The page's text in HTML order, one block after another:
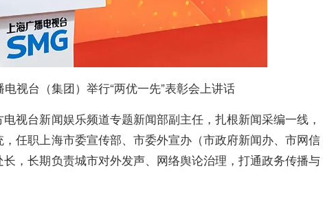
视台（集团）举行“两优一先”表彰会上讲话
视台新闻娱乐频道专题新闻部副主任，扎根新闻采编一线，
任职上海市委宣传部、市委外宣办（市政府新闻办、市网信
，长期负责城市对外发声、网络舆论治理，打通政务传播与